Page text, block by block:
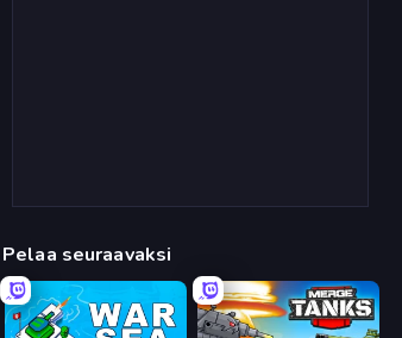
Pelaa seuraavaksi